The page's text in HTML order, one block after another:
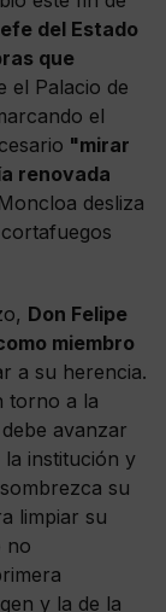
del Estado
que
el Palacio de
el
"mirar
renovada
desliza
Don Felipe
miembro
a su herencia.
torno a la
avanzar
institución y
su
limpiar su
no
y la de la